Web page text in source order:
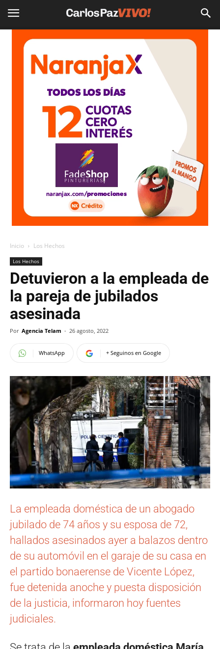
Inicio Los Hechos
Los Hechos
Detuvieron a la empleada de
la pareja de jubilados
asesinada
Por Agencia Telam - 26 agosto, 2022
WhatsApp + Seguinos en Google
La empleada doméstica de un abogado
jubilado de 74 años y su esposa de 72,
hallados asesinados ayer a balazos dentro
de su automóvil en el garaje de su casa en
el partido bonaerense de Vicente López,
fue detenida anoche y puesta disposición
de la justicia, informaron hoy fuentes
judiciales.